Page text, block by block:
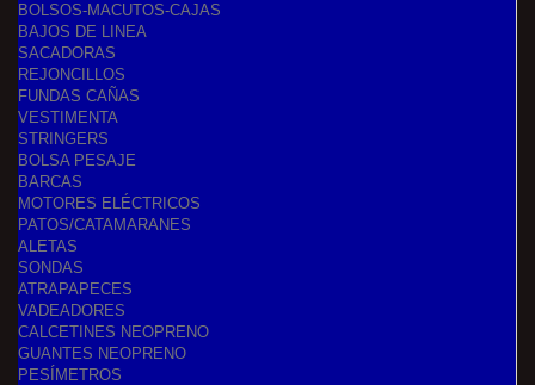
BOLSOS-MACUTOS-CAJAS
BAJOS DE LINEA
SACADORAS
REJONCILLOS
FUNDAS CAÑAS
VESTIMENTA
STRINGERS
BOLSA PESAJE
BARCAS
MOTORES ELÉCTRICOS
PATOS/CATAMARANES
ALETAS
SONDAS
ATRAPAPECES
VADEADORES
CALCETINES NEOPRENO
GUANTES NEOPRENO
PESÍMETROS